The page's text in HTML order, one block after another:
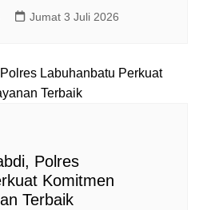
Jumat 3 Juli 2026
Polres
Komitmen
Terbaik